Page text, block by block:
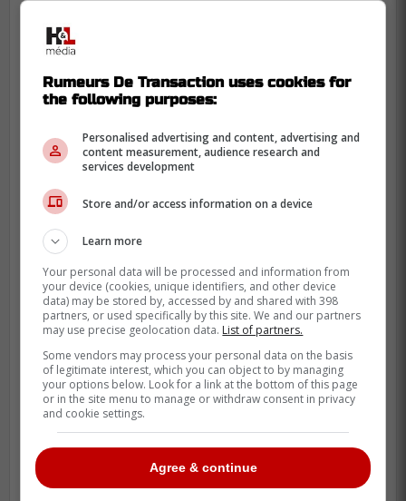
Logan Mailloux
Maillet, Mattias Norlinder,
etEmil Heinemanrestent dans l'équipe.
Le prochain match à Toronto devrait inclure
Matthews, Tavares, Marner et Nylander,
absents à Montréal.
À lire également sur Rumeurs De
Information majeure concernant
l'évaluation du Canadien pour Cayden
Lindstrom
Rumeurs De Transaction uses cookies for
the following purposes:
Personalised advertising and content, advertising and
content measurement, audience research and
services development
Store and/or access information on a device
Learn more
Your personal data will be processed and information from
your device (cookies, unique identifiers, and other device
data) may be stored by, accessed by and shared with 398
partners, or used specifically by this site. We and our partners
may use precise geolocation data. List of partners.
Some vendors may process your personal data on the basis
of legitimate interest, which you can object to by managing
your options below. Look for a link at the bottom of this page
or in the site menu to manage or withdraw consent in privacy
and cookie settings.
Agree & continue